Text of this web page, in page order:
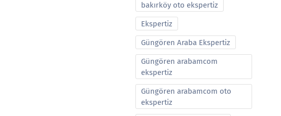
bakırköy oto ekspertiz
Ekspertiz
Güngören Araba Ekspertiz
Güngören arabamcom
ekspertiz
Güngören arabamcom oto
ekspertiz